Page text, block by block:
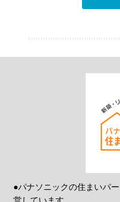
●パナソニックの住まいパ
営しています。